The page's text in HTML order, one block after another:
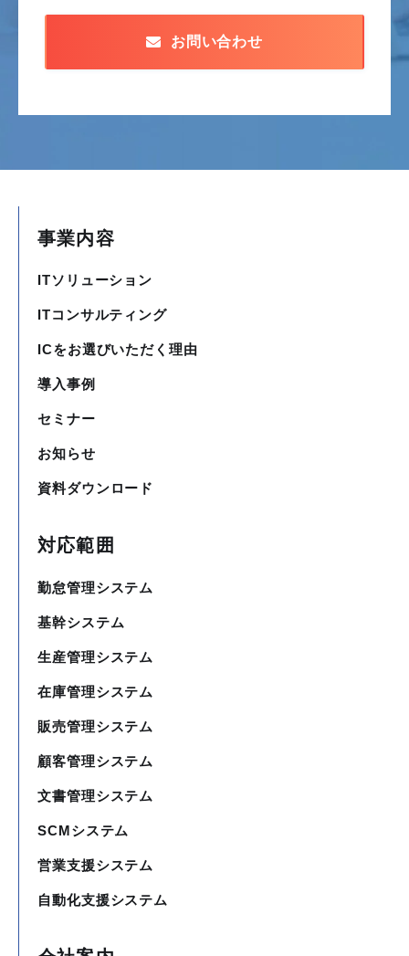
お問い合わせ
事業内容
ITソリューション
ITコンサルティング
ICをお選びいただく理由
導入事例
セミナー
お知らせ
資料ダウンロード
対応範囲
勤怠管理システム
基幹システム
生産管理システム
在庫管理システム
販売管理システム
顧客管理システム
文書管理システム
SCMシステム
営業支援システム
自動化支援システム